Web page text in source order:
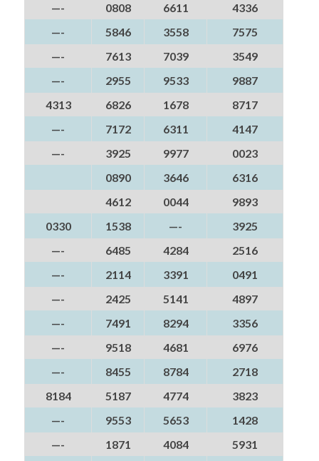
—-
0808 6611
4336
—-
5846 3558
7575
—-
7613 7039
3549
—-
2955 9533
9887
4313
6826 1678
8717
—-
7172 6311
4147
—-
3925 9977
0023
0890
3646
6316
4612
0044
9893
0330
1538 —-
3925
—-
6485 4284
2516
—-
2114 3391
0491
—-
2425 5141
4897
—-
7491 8294
3356
—-
9518 4681
6976
—-
8455 8784
2718
8184
5187 4774
3823
—-
9553 5653
1428
—-
1871 4084
5931